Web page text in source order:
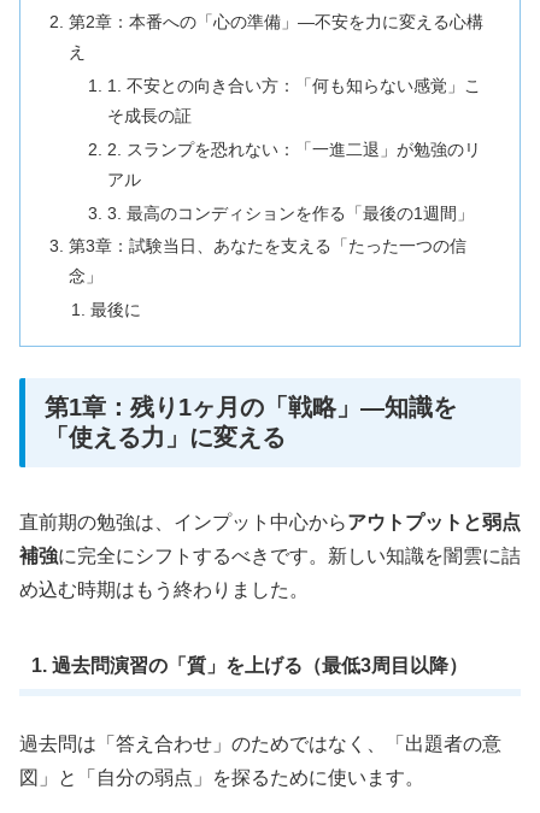
第2章：本番への「心の準備」―不安を力に変える心構
え
1. 不安との向き合い方：「何も知らない感覚」こ
そ成長の証
2. スランプを恐れない：「一進二退」が勉強のリ
アル
3. 最高のコンディションを作る「最後の1週間」
第3章：試験当日、あなたを支える「たった一つの信
念」
最後に
第1章：残り1ヶ月の「戦略」―知識を
「使える力」に変える
直前期の勉強は、インプット中心からアウトプットと弱点
補強に完全にシフトするべきです。新しい知識を闇雲に詰
め込む時期はもう終わりました。
1. 過去問演習の「質」を上げる（最低3周目以降）
過去問は「答え合わせ」のためではなく、「出題者の意
図」と「自分の弱点」を探るために使います。